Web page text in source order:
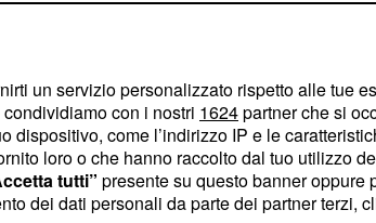
un servizio personalizzato rispetto alle tue
con i nostri 1624partner che si
come l’indirizzo IP e le
loro o che hanno raccolto dal tuo utilizzo
tutti” presente su questo banner oppure
dei dati personali da parte dei partner terzi,